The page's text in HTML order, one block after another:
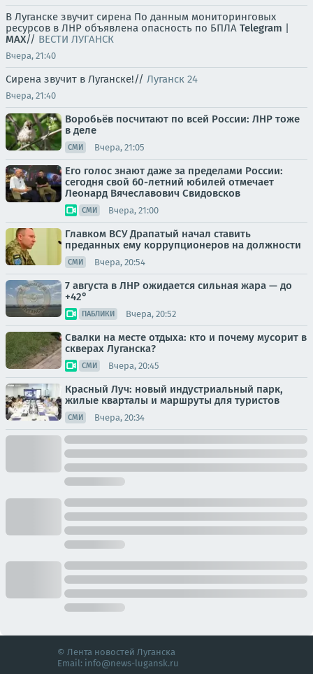
В Луганске звучит сирена По данным мониторинговых
ресурсов в ЛНР объявлена опасность по БПЛА Telegram |
MAX// ВЕСТИ ЛУГАНСК
Вчера, 21:40
Сирена звучит в Луганске!// Луганск 24
Вчера, 21:40
Воробьёв посчитают по всей России: ЛНР тоже
в деле
СМИ Вчера, 21:05
Его голос знают даже за пределами России:
сегодня свой 60-летний юбилей отмечает
Леонард Вячеславович Свидовсков
СМИ Вчера, 21:00
Главком ВСУ Драпатый начал ставить
преданных ему коррупционеров на должности
СМИ Вчера, 20:54
7 августа в ЛНР ожидается сильная жара — до
+42°
ПАБЛИКИ Вчера, 20:52
Свалки на месте отдыха: кто и почему мусорит в
скверах Луганска?
СМИ Вчера, 20:45
Красный Луч: новый индустриальный парк,
жилые кварталы и маршруты для туристов
СМИ Вчера, 20:34
© Лента новостей Луганска
Email: info@news-lugansk.ru